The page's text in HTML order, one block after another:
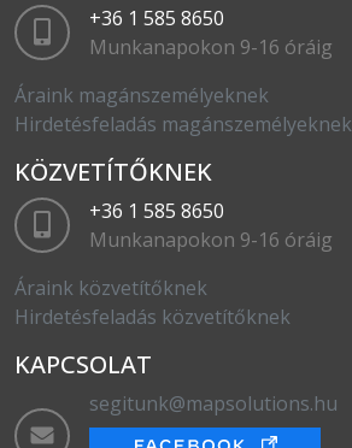
+36 1 585 8650
Munkanapokon 9-16 óráig
Áraink magánszemélyeknek
Hirdetésfeladás magánszemélyeknek
KÖZVETÍTŐKNEK
+36 1 585 8650
Munkanapokon 9-16 óráig
Áraink közvetítőknek
Hirdetésfeladás közvetítőknek
KAPCSOLAT
segitunk@mapsolutions.hu